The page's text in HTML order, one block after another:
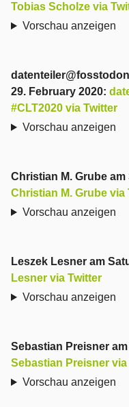
Tobias Scholze via
Vorschau anzeigen
29. February 2020:
#CLT2020 via Twitter
Vorschau anzeigen
Christian M. Grube am
Christian M. Grube via
Vorschau anzeigen
Leszek Lesner am
Lesner via Twitter
Vorschau anzeigen
Sebastian Preisner am
Sebastian Preisner via
Vorschau anzeigen